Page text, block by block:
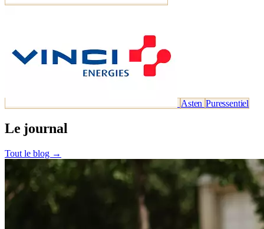
Asten Puressentiel
Le journal
Tout le blog →